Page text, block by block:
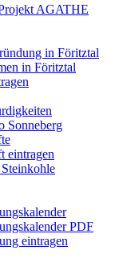
AGATHE
in Föritztal
in Föritztal
Sonneberg
eintragen
PDF
eintragen